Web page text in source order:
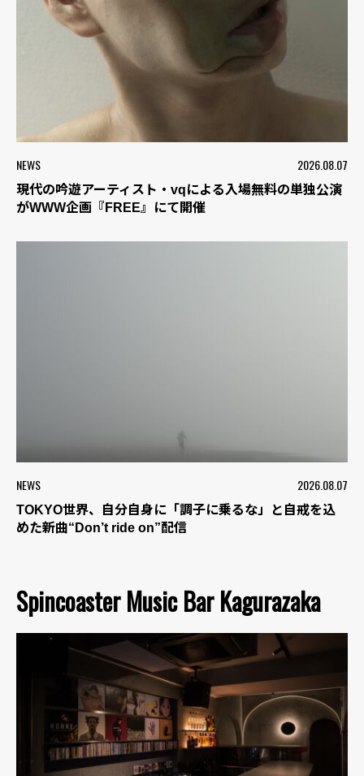
NEWS 2026.08.07
現代の吟遊アーティスト・vqによる入場無料の単独公演
がWWW企画『FREE』にて開催
NEWS 2026.08.07
TOKYO世界、自分自身に「調子に乗るな」と自戒を込
めた新曲“Don’t ride on”配信
Spincoaster Music Bar Kagurazaka